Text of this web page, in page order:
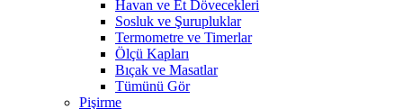
Havan ve Et Dövecekleri
Sosluk ve Şurupluklar
Termometre ve Timerlar
Ölçü Kapları
Bıçak ve Masatlar
Tümünü Gör
Pişirme